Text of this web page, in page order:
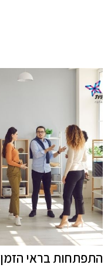
התפתחות בראי הזמן